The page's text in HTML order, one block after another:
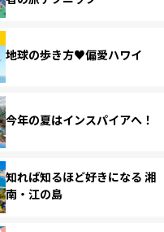
地球の歩き方♥偏愛ハワイ
今年の夏はインスパイアへ！
知れば知るほど好きになる 湘
南・江の島